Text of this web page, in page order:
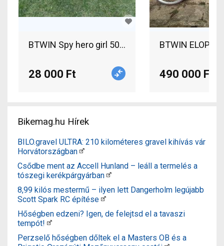
BTWIN Spy hero girl 500 Gyerek kerékpár
28 000 Ft
BTWIN ELOPS
490 000 Ft
Bikemag.hu Hírek
BILO.gravel ULTRA: 210 kilométeres gravel kihívás vár
Horvátországban
Csődbe ment az Accell Hunland – leáll a termelés a
tószegi kerékpárgyárban
8,99 kilós mestermű – ilyen lett Dangerholm legújabb
Scott Spark RC építése
Hőségben edzeni? Igen, de felejtsd el a tavaszi
tempót!
Perzselő hőségben dőltek el a Masters OB és a